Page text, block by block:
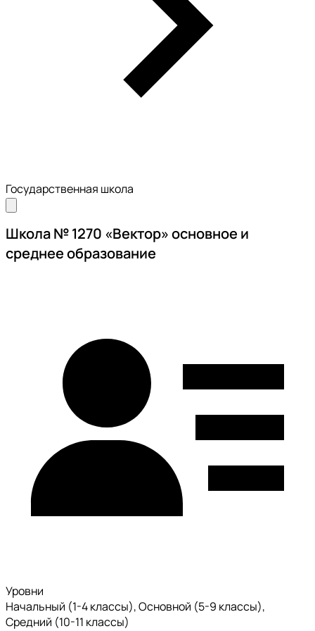
Государственная школа
Школа № 1270 «Вектор» основное и
среднее образование
Уровни
Начальный (1-4 классы), Основной (5-9 классы),
Средний (10-11 классы)